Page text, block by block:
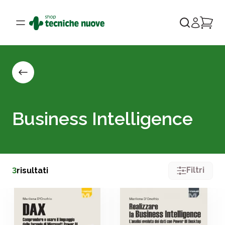
Business Intelligence
3risultati Filtri